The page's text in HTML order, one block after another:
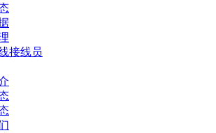
接线员